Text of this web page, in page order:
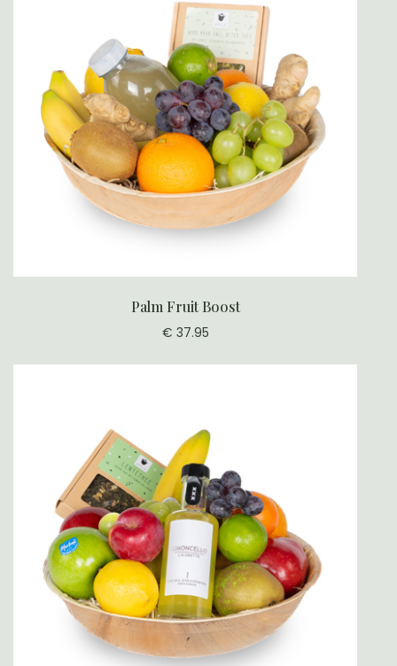
Palm Fruit Boost
€ 37.95